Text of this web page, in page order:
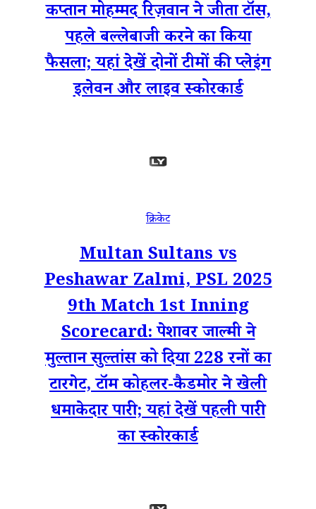
कप्तान मोहम्मद रिज़वान ने जीता टॉस,
पहले बल्लेबाजी करने का किया
फैसला; यहां देखें दोनों टीमों की प्लेइंग
इलेवन और लाइव स्कोरकार्ड
क्रिकेट
Multan Sultans vs
Peshawar Zalmi, PSL 2025
9th Match 1st Inning
Scorecard: पेशावर जाल्मी ने
मुल्तान सुल्तांस को दिया 228 रनों का
टारगेट, टॉम कोहलर-कैडमोर ने खेली
धमाकेदार पारी; यहां देखें पहली पारी
का स्कोरकार्ड